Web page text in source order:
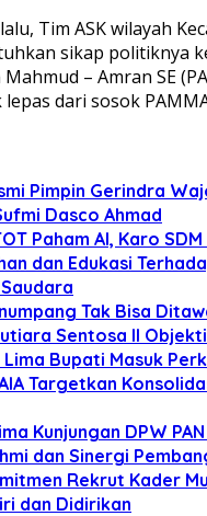
Tim ASK wilayah
sikap politiknya
– Amran SE
dari sosok
Pimpin Gerindra
Dasco Ahmad
Paham AI, Karo
dan Edukasi
Tak Bisa
Sentosa II
Lima Bupati Masuk
Targetkan
Kunjungan DPW PAN
dan Sinergi
Rekrut Kader
dan Didirikan